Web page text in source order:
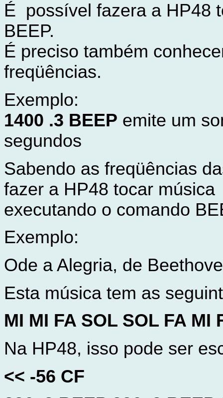
É possível fazera a HP48
BEEP.
É preciso também
freqüências.
Exemplo:
1400 .3 BEEP emite um
segundos
Sabendo as freqüências
fazer a HP48 tocar música
executando o comando
Exemplo:
Ode a Alegria, de
Esta música tem as
MI MI FA SOL SOL FA MI
Na HP48, isso pode ser
<< -56 CF